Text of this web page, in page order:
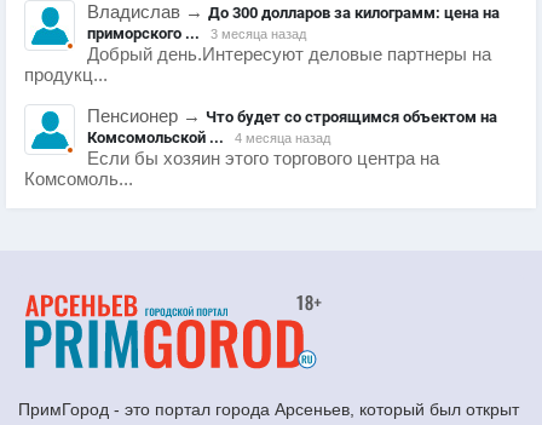
Владислав → До 300 долларов за килограмм: цена на
приморского ...
3 месяца назад
Добрый день.Интересуют деловые партнеры на
продукц...
Пенсионер → Что будет со строящимся объектом на
Комсомольской ...
4 месяца назад
Если бы хозяин этого торгового центра на
Комсомоль...
ПримГород - это портал города Арсеньев, который был открыт